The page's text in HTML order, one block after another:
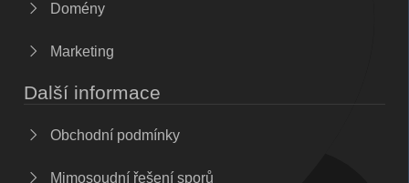
Domény
Marketing
Další informace
Obchodní podmínky
Mimosoudní řešení sporů